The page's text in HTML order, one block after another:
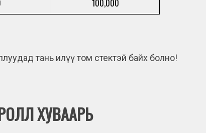
100,000
тань илүү том стектэй байх болно!
ХУВААРЬ